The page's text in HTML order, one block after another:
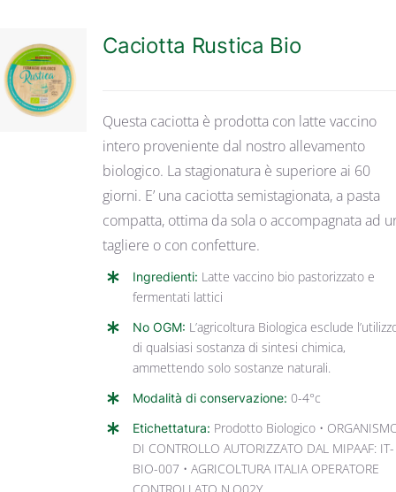
DETTAGLI
Caciotta Rustica Bio
Questa caciotta è prodotta con latte vaccino
intero proveniente dal nostro allevamento
biologico. La stagionatura è superiore ai 60
giorni. E’ una caciotta semistagionata, a pasta
compatta, ottima da sola o accompagnata ad
tagliere o con confetture.
Ingredienti: Latte vaccino bio pastorizzato e
fermentati lattici
No OGM: L’agricoltura Biologica esclude
di qualsiasi sostanza di sintesi chimica,
ammettendo solo sostanze naturali.
Modalità di conservazione: 0-4°c
Etichettatura: Prodotto Biologico •
DI CONTROLLO AUTORIZZATO DAL MIPAAF: IT-
BIO-007 • AGRICOLTURA ITALIA OPERATORE